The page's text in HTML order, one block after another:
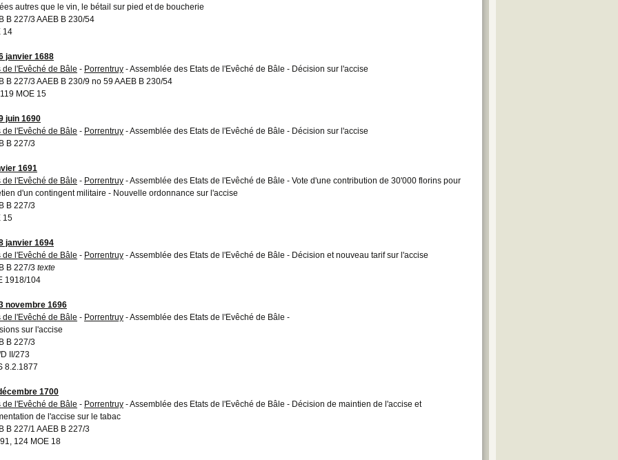
autres que le vin, le bétail sur pied et de boucherie
B 227/3 AAEB B 230/54
14
janvier 1688
de l'Evêché de Bâle - Porrentruy - Assemblée des Etats de l'Evêché de Bâle - Décision sur l'accise
B 227/3 AAEB B 230/9 no 59 AAEB B 230/54
MOE 15
juin 1690
de l'Evêché de Bâle - Porrentruy - Assemblée des Etats de l'Evêché de Bâle - Décision sur l'accise
B 227/3
1691
de l'Evêché de Bâle - Porrentruy - Assemblée des Etats de l'Evêché de Bâle - Vote d'une contribution de 30'000 florins pour
d'un contingent militaire - Nouvelle ordonnance sur l'accise
B 227/3
15
janvier 1694
de l'Evêché de Bâle - Porrentruy - Assemblée des Etats de l'Evêché de Bâle - Décision et nouveau tarif sur l'accise
B 227/3 texte
1918/104
novembre 1696
de l'Evêché de Bâle - Porrentruy - Assemblée des Etats de l'Evêché de Bâle -
sur l'accise
B 227/3
II/273
8.2.1877
1700
de l'Evêché de Bâle - Porrentruy - Assemblée des Etats de l'Evêché de Bâle - Décision de maintien de l'accise et
de l'accise sur le tabac
B 227/1 AAEB B 227/3
124 MOE 18